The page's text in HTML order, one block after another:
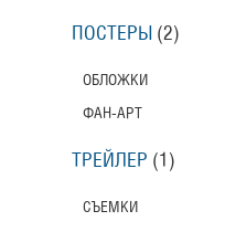
ПОСТЕРЫ (2)
ОБЛОЖКИ
ФАН-АРТ
ТРЕЙЛЕР (1)
СЪЕМКИ